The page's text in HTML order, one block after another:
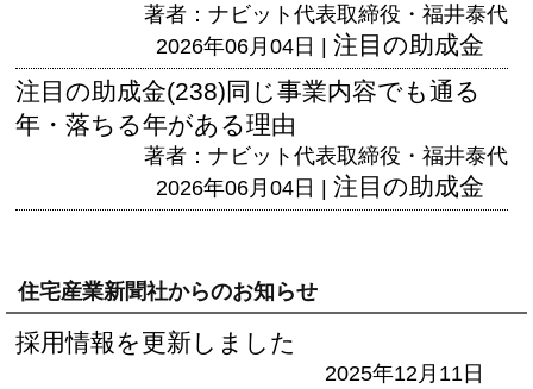
著者：ナビット代表取締役・福井泰代
2026年06月04日 | 注目の助成金
注目の助成金(238)同じ事業内容でも通る
年・落ちる年がある理由
著者：ナビット代表取締役・福井泰代
2026年06月04日 | 注目の助成金
住宅産業新聞社からのお知らせ
採用情報を更新しました
2025年12月11日